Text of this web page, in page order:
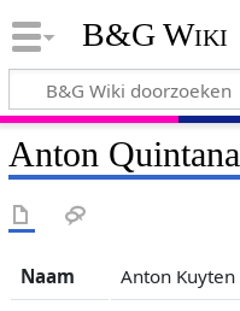
B&G Wiki
Anton Quintana
Naam Anton Kuyten